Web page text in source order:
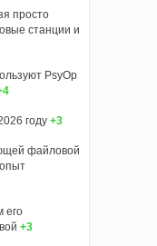
просто
станции и
PsyOp
году +3
файловой
его
+3